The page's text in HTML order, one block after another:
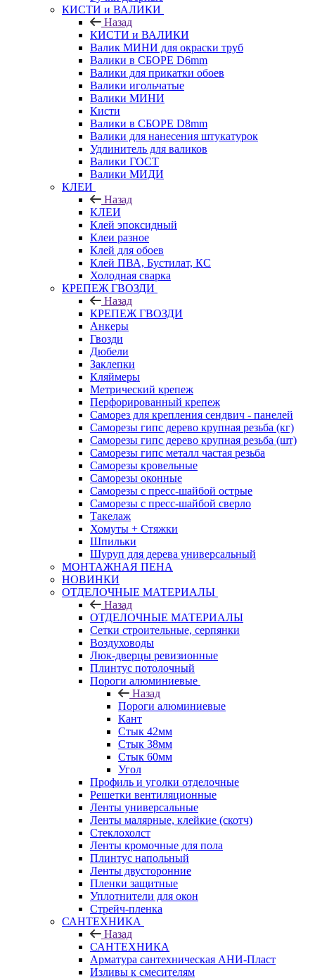
КИСТИ и ВАЛИКИ
Назад
КИСТИ и ВАЛИКИ
Валик МИНИ для окраски труб
Валики в СБОРЕ D6mm
Валики для прикатки обоев
Валики игольчатые
Валики МИНИ
Кисти
Валики в СБОРЕ D8mm
Валики для нанесения штукатурок
Удлинитель для валиков
Валики ГОСТ
Валики МИДИ
КЛЕИ
Назад
КЛЕИ
Клей эпоксидный
Клеи разное
Клей для обоев
Клей ПВА, Бустилат, КС
Холодная сварка
КРЕПЕЖ ГВОЗДИ
Назад
КРЕПЕЖ ГВОЗДИ
Анкеры
Гвозди
Дюбели
Заклепки
Кляймеры
Метрический крепеж
Перфорированный крепеж
Саморез для крепления сендвич - панелей
Саморезы гипс дерево крупная резьба (кг)
Саморезы гипс дерево крупная резьба (шт)
Саморезы гипс металл частая резьба
Саморезы кровельные
Саморезы оконные
Саморезы с пресс-шайбой острые
Саморезы с пресс-шайбой сверло
Такелаж
Хомуты + Стяжки
Шпильки
Шуруп для дерева универсальный
МОНТАЖНАЯ ПЕНА
НОВИНКИ
ОТДЕЛОЧНЫЕ МАТЕРИАЛЫ
Назад
ОТДЕЛОЧНЫЕ МАТЕРИАЛЫ
Сетки строительные, серпянки
Воздуховоды
Люк-дверцы ревизионные
Плинтус потолочный
Пороги алюминиевые
Назад
Пороги алюминиевые
Кант
Стык 42мм
Стык 38мм
Стык 60мм
Угол
Профиль и уголки отделочные
Решетки вентиляционные
Ленты универсальные
Ленты малярные, клейкие (скотч)
Стеклохолст
Ленты кромочные для пола
Плинтус напольный
Ленты двусторонние
Пленки защитные
Уплотнители для окон
Стрейч-пленка
САНТЕХНИКА
Назад
САНТЕХНИКА
Арматура сантехническая АНИ-Пласт
Изливы к смесителям